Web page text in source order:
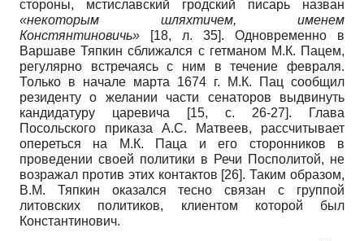
стороны, мстиславский гродский писарь назван
«некоторым шляхтичем, именем
Констянтиновичь» [18, л. 35]. Одновременно в
Варшаве Тяпкин сближался с гетманом М.К. Пацем,
регулярно встречаясь с ним в течение февраля.
Только в начале марта 1674 г. М.К. Пац сообщил
резиденту о желании части сенаторов выдвинуть
кандидатуру царевича
[15, с. 26-27]. Глава
Посольского приказа А.С. Матвеев, рассчитывает
опереться на М.К. Паца и его сторонников в
проведении своей политики в Речи Посполитой, не
возражал против этих контактов [26]. Таким образом,
В.М. Тяпкин оказался тесно связан с группой
литовских политиков, клиентом которой был
Константинович.